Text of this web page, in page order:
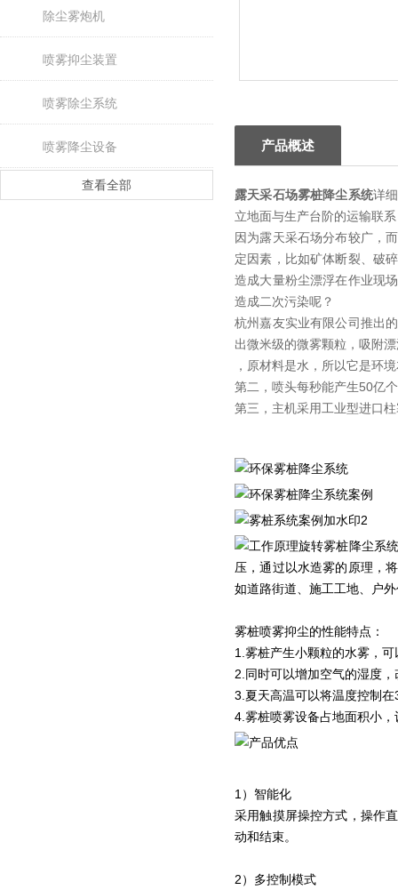
除尘雾炮机
喷雾抑尘装置
喷雾除尘系统
喷雾降尘设备
查看全部
产品概述
露天采石场雾桩降尘系统详
立地面与生产台阶的运输联
因为露天采石场分布较广，
定因素，比如矿体断裂、破
造成大量粉尘漂浮在作业现
造成二次污染呢？
杭州嘉友实业有限公司推出
出微米级的微雾颗粒，吸附
，原材料是水，所以它是环
第二，喷头每秒能产生50亿
第三，主机采用工业型进口
旋转雾桩降尘系
压，通过以水造雾的原理，
如道路街道、施工工地、户
雾桩喷雾抑尘的性能特点：
1.雾桩产生小颗粒的水雾，
2.同时可以增加空气的湿度
3.夏天高温可以将温度控制
4.雾桩喷雾设备占地面积小
1）智能化
采用触摸屏操控方式，操作
动和结束。
2）多控制模式